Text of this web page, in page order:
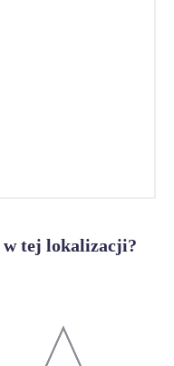
w tej lokalizacji?